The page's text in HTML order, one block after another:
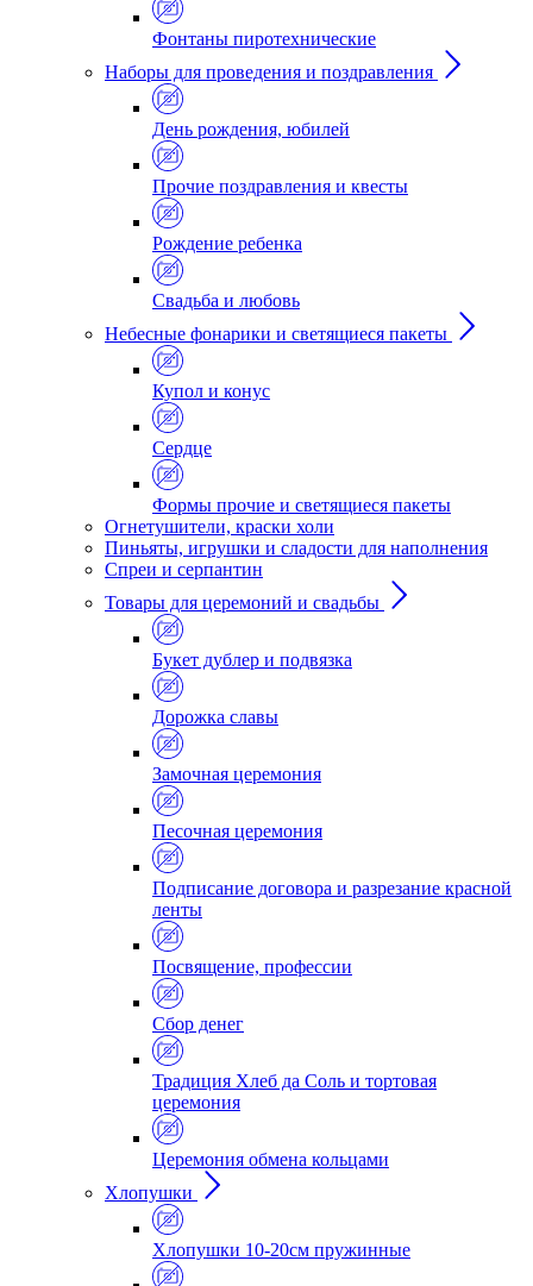
Фонтаны пиротехнические
Наборы для проведения и поздравления
День рождения, юбилей
Прочие поздравления и квесты
Рождение ребенка
Свадьба и любовь
Небесные фонарики и светящиеся пакеты
Купол и конус
Сердце
Формы прочие и светящиеся пакеты
Огнетушители, краски холи
Пиньяты, игрушки и сладости для наполнения
Спреи и серпантин
Товары для церемоний и свадьбы
Букет дублер и подвязка
Дорожка славы
Замочная церемония
Песочная церемония
Подписание договора и разрезание красной
ленты
Посвящение, профессии
Сбор денег
Традиция Хлеб да Соль и тортовая
церемония
Церемония обмена кольцами
Хлопушки
Хлопушки 10-20см пружинные